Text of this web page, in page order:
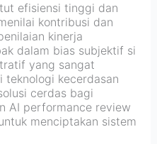
efisiensi tinggi dan
kontribusi dan
kinerja
dalam bias subjektif si
yang sangat
teknologi kecerdasan
cerdas bagi
AI performance review
menciptakan sistem